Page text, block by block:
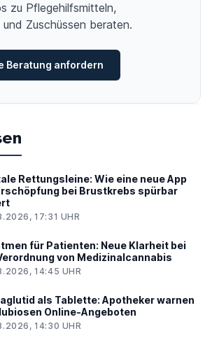
zu Pflegehilfsmitteln,
Zuschüssen beraten.
Beratung anfordern
Rettungsleine: Wie eine neue App
bei Brustkrebs spürbar
17:31 UHR
für Patienten: Neue Klarheit bei
von Medizinalcannabis
14:45 UHR
als Tablette: Apotheker warnen
Online-Angeboten
14:30 UHR